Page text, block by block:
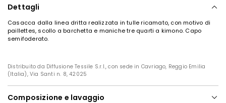
Dettagli
Casacca dalla linea dritta realizzata in tulle ricamato, con motivo di
paillettes, scollo a barchetta e maniche tre quarti a kimono. Capo
semifoderato.
Distribuito da Diffusione Tessile S.r.l., con sede in Cavriago, Reggio Emilia
(Italia), Via Santi n. 8, 42025
Composizione e lavaggio